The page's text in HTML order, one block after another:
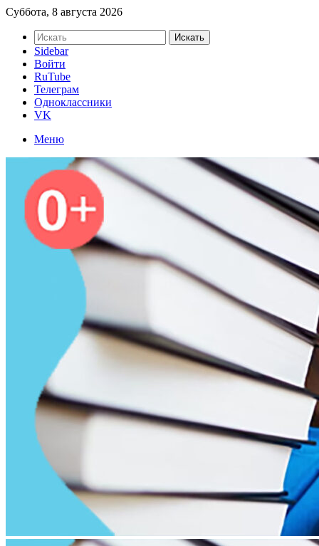
Суббота, 8 августа 2026
Искать
Sidebar
Войти
RuTube
Телеграм
Одноклассники
VK
Меню